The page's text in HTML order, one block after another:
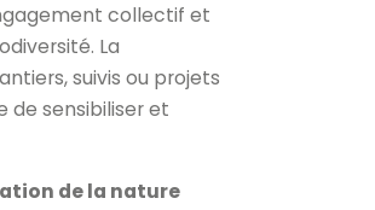
collectif et
La
suivis ou projets
de sensibiliser et
de la nature